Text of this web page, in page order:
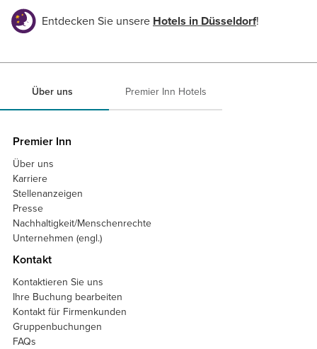
Entdecken Sie unsere Hotels in Düsseldorf!
Über uns Premier Inn Hotels
Premier Inn
Über uns
Karriere
Stellenanzeigen
Presse
Nachhaltigkeit/Menschenrechte
Unternehmen (engl.)
Kontakt
Kontaktieren Sie uns
Ihre Buchung bearbeiten
Kontakt für Firmenkunden
Gruppenbuchungen
FAQs